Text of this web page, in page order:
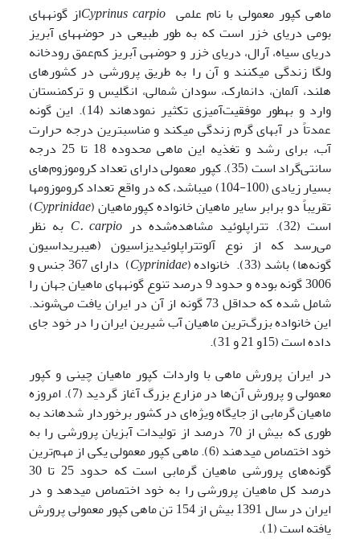
ماهی کپور معمولی با نام علمی Cyprinus carpioاز گونه­های
بومی دریای خزر است که به طور طبیعی در حوضه­های آبریز
دریای سیاه، آرال، دریای خزر و حوضه­ی آبریز کم‌عمق رودخانه
ولگا زندگی می­کنند و آن را به طریق پرورشی در کشورهای
هلند، آلمان، دانمارک، سودان شمالی، انگلیس و ترکمنستان
وارد و به­طور موفقیت‌آمیزی تکثیر نموده­اند (14). این گونه
عمدتاً در آب­های گرم زندگی می­کند و مناسب­ترین درجه حرارت
آب، برای رشد و تغذیه این ماهی محدوده 18 تا 25 درجه
سانتی‌گراد است (35). کپور معمولی دارای تعداد کروموزوم‌های
بسیار زیادی (100-104) می­باشد، که در واقع تعداد کروموزوم­ها
تقریباً دو برابر سایر ماهیان خانواده کپورماهیان (Cyprinidae
)
است (32). تتراپلوئید مشاهده‌شده در
C. carpio به نظر
می‌رسد که از نوع آلوتتراپلوئیدیزاسیون (هیبریداسیون
گونه‌ها) باشد (33). خانواده (
Cyprinidae
) دارای 367 جنس و
3006 گونه بوده و حدود 9 درصد تنوع گونه­های ماهیان جهان را
شامل شده که حداقل 73 گونه از آن در ایران یافت می‌شوند.
این خانواده بزرگ‌ترین ماهیان آب شیرین ایران را در خود جای
داده است (15و 21 و 31).
در ایران پرورش ماهی با واردات کپور ماهیان چینی و کپور
معمولی و پرورش آن‌ها در مزارع بزرگ آغاز گردید (7). امروزه
ماهیان گرمابی از جایگاه ویژه‌ای در کشور برخوردار شده­اند به
طوری که بیش از 70 درصد از تولیدات آبزیان پرورشی را به
خود اختصاص می­دهند (6). ماهی کپور معمولی یکی از مهم‌ترین
گونه‌های پرورشی ماهیان گرمابی است که حدود 25 تا 30
درصد کل ماهیان پرورشی را به خود اختصاص می­دهد و در
ایران در سال 1391 بیش از 154 تن ماهی کپور معمولی پرورش
یافته است (1).